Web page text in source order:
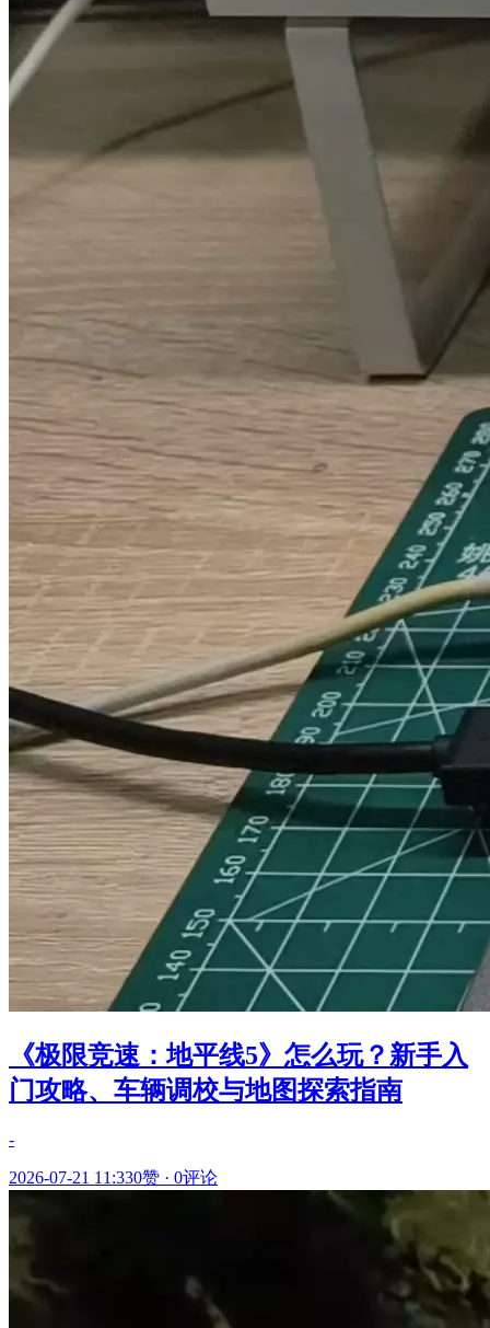
《极限竞速：地平线5》怎么玩？新手入
门攻略、车辆调校与地图探索指南
-
2026-07-21 11:330赞 · 0评论